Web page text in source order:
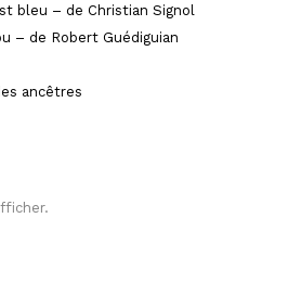
bleu – de Christian Signol
– de Robert Guédiguian
ancêtres